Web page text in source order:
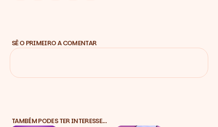
SÊ O PRIMEIRO A COMENTAR
TAMBÉM PODES TER INTERESSE…